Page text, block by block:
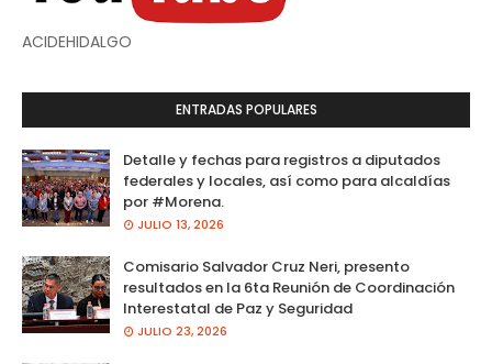
ACIDEHIDALGO
ENTRADAS POPULARES
Detalle y fechas para registros a diputados
federales y locales, así como para alcaldías
por #Morena.
JULIO 13, 2026
Comisario Salvador Cruz Neri, presento
resultados en la 6ta Reunión de Coordinación
Interestatal de Paz y Seguridad
JULIO 23, 2026